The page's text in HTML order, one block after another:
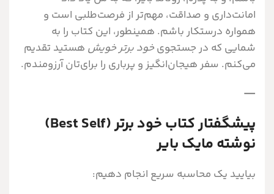
امانت‌داری و صداقت، مهم‌تر از فرصت‌‌طلبی است و
همواره درستکار باشم. همینطور، این کتاب را به
شمایی که در جستجویخود برتر خویش هستید تقدیم
می‌کنم. سفر هیجان‌انگیز و پر‌باری را برای‌تان آرزومندم.
—
پیشگفتار کتاب خود برتر (Best Self)
نوشته مایک بایر
بیایید یک محاسبه سریع انجام دهیم: